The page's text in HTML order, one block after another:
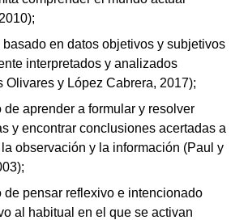
basado en datos objetivos y subjetivos
interpretados y analizados
Olivares y López Cabrera, 2017);
de aprender a formular y resolver
y encontrar conclusiones acertadas a
observación y la información (Paul y
de pensar reflexivo e intencionado
al habitual en el que se activan